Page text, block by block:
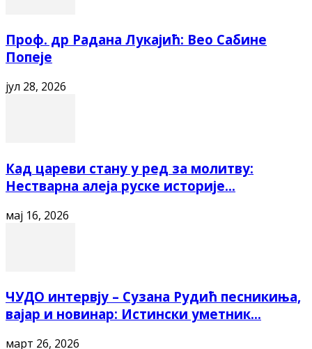
Проф. др Радана Лукајић: Вео Сабине
Попеје
јул 28, 2026
Кад цареви стану у ред за молитву:
Нестварна алеја руске историје...
мај 16, 2026
ЧУДО интервју – Сузана Рудић песникиња,
вајар и новинар: Истински уметник...
март 26, 2026